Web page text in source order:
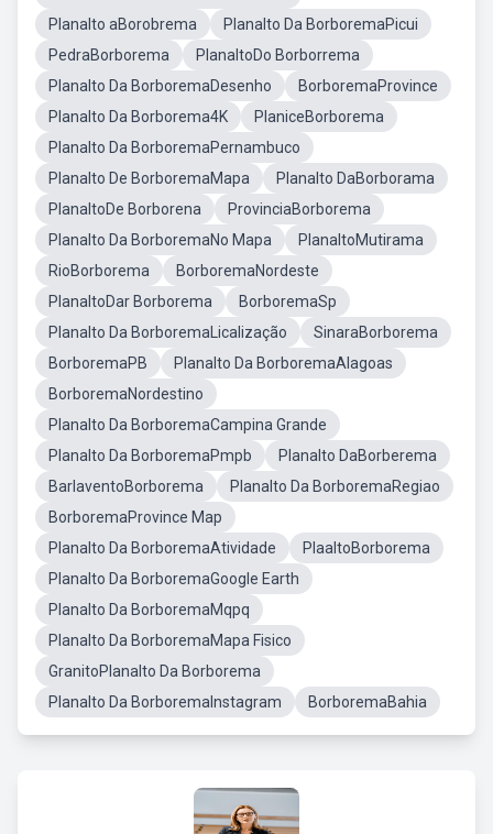
Planalto aBorobrema
Planalto Da BorboremaPicui
PedraBorborema
PlanaltoDo Borborrema
Planalto Da BorboremaDesenho
BorboremaProvince
Planalto Da Borborema4K
PlaniceBorborema
Planalto Da BorboremaPernambuco
Planalto De BorboremaMapa
Planalto DaBorborama
PlanaltoDe Borborena
ProvinciaBorborema
Planalto Da BorboremaNo Mapa
PlanaltoMutirama
RioBorborema
BorboremaNordeste
PlanaltoDar Borborema
BorboremaSp
Planalto Da BorboremaLicalização
SinaraBorborema
BorboremaPB
Planalto Da BorboremaAlagoas
BorboremaNordestino
Planalto Da BorboremaCampina Grande
Planalto Da BorboremaPmpb
Planalto DaBorberema
BarlaventoBorborema
Planalto Da BorboremaRegiao
BorboremaProvince Map
Planalto Da BorboremaAtividade
PlaaltoBorborema
Planalto Da BorboremaGoogle Earth
Planalto Da BorboremaMqpq
Planalto Da BorboremaMapa Fisico
GranitoPlanalto Da Borborema
Planalto Da BorboremaInstagram
BorboremaBahia